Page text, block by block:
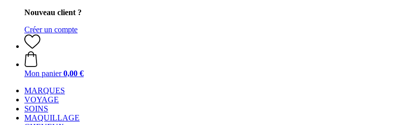
Nouveau client ?
Créer un compte
Mon panier 0,00 €
MARQUES
VOYAGE
SOINS
MAQUILLAGE